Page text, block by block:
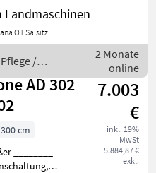
Amazone
mit
Exaktstriegel, H
Landmaschinen
OT Salsitz
/
2 Monate
online
AD 302
7.003
€
inkl. 19%
MwSt
5.884,87 €
exkl.
300 cm
________